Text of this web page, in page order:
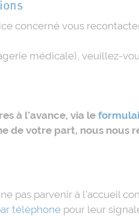
concerné vous
médicale), veuillez-
à l’avance, via le
de votre part, nous nous
pas parvenir à l’accueil
téléphone pour leur